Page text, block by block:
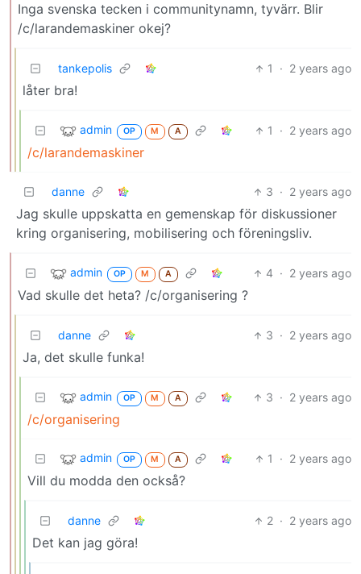
Inga svenska tecken i communitynamn, tyvärr. Blir
/c/larandemaskiner okej?
tankepolis 1 · 2 years ago
låter bra!
admin OP M A 1 · 2 years ago
/c/larandemaskiner
danne 3 · 2 years ago
Jag skulle uppskatta en gemenskap för diskussioner
kring organisering, mobilisering och föreningsliv.
admin OP M A 4 · 2 years ago
Vad skulle det heta? /c/organisering ?
danne 3 · 2 years ago
Ja, det skulle funka!
admin OP M A 3 · 2 years ago
/c/organisering
admin OP M A 1 · 2 years ago
Vill du modda den också?
danne 2 · 2 years ago
Det kan jag göra!